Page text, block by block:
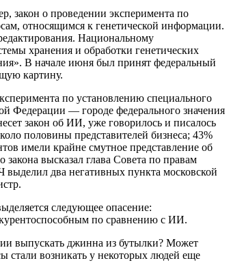
закон о проведении эксперимента по
относящимся к генетической информации.
Национальному
хранения и обработки генетических
В начале июня был принят федеральный
картину.
по установлению специального
Федерации — городе федерального значения
закон об ИИ, уже говорилось и писалось
половины представителей бизнеса; 43%
имели крайне смутное представление об
высказал глава Совета по правам
два негативных пункта московской
следующее опасение:
по сравнению с ИИ.
выпускать джинна из бутылки? Может
стали возникать у некоторых людей еще